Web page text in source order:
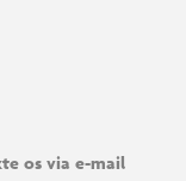
os via e-mail